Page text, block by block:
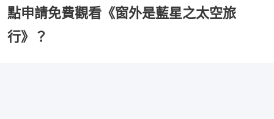
點申請免費觀看《窗外是藍星之太空旅
行》？